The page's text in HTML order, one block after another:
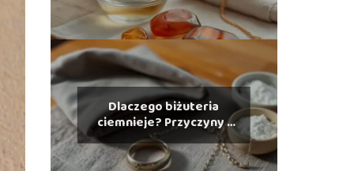
Dlaczego biżuteria
ciemnieje? Przyczyny i
jak temu zapobiec